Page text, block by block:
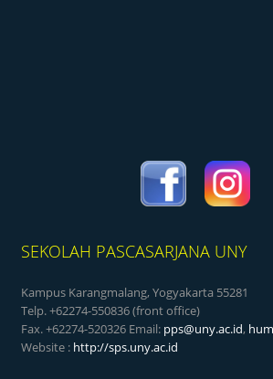
SEKOLAH PASCASARJANA UNY
Kampus Karangmalang, Yogyakarta 55281
Telp. +62274-550836 (front office)
Fax. +62274-520326 Email: pps@uny.ac.id,
Website : http://sps.uny.ac.id